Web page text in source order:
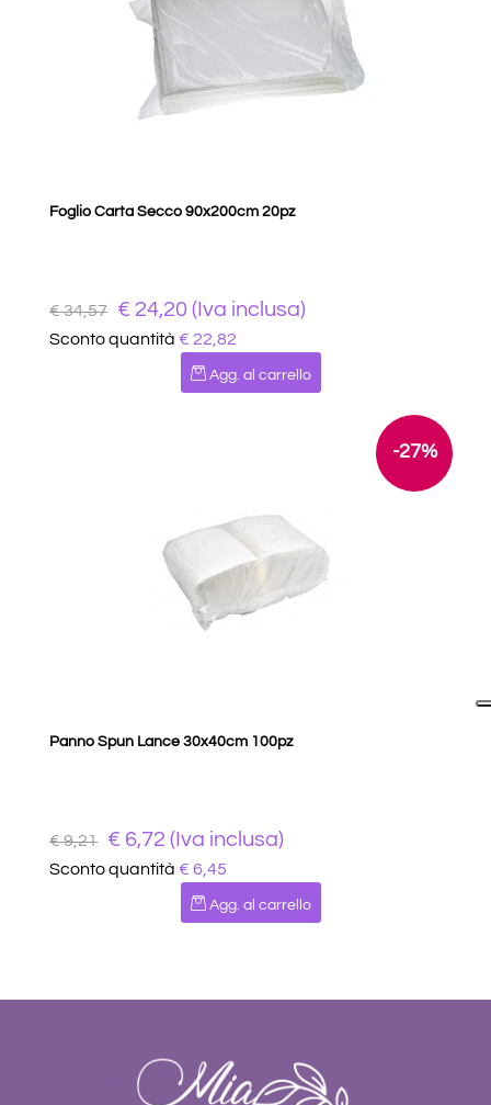
Foglio Carta Secco 90x200cm 20pz
€ 34,57 € 24,20 (Iva inclusa)
Sconto quantità € 22,82
Quantità
Agg. al carrello
-27%
Panno Spun Lance 30x40cm 100pz
€ 9,21 € 6,72 (Iva inclusa)
Sconto quantità € 6,45
Quantità
Agg. al carrello